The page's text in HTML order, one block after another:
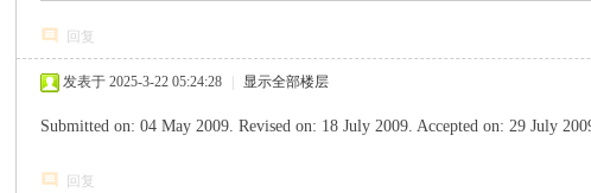
回复
发表于 2025-3-22 05:24:28 显示全部楼层
Submitted on: 04 May 2009. Revised on: 18 July 2009. Accepted on: 29 July
回复